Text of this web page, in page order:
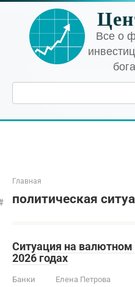
Перейти
контенту
Все о
Поиск:
Главная
политическая
Ситуация на
2026 годах
Банки Елена Петрова